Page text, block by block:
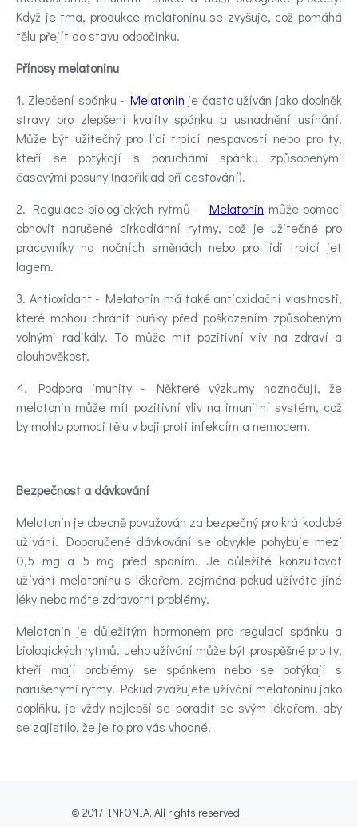
Když je tma, produkce melatoninu se zvyšuje, což pomáhá
tělu přejít do stavu odpočinku.
Přínosy melatoninu
1. Zlepšení spánku - Melatonin je často užíván jako doplněk
stravy pro zlepšení kvality spánku a usnadnění usínání.
Může být užitečný pro lidi trpící nespavostí nebo pro ty,
kteří se potýkají s poruchami spánku způsobenými
časovými posuny (například při cestování).
2. Regulace biologických rytmů - Melatonin může pomoci
obnovit narušené cirkadiánní rytmy, což je užitečné pro
pracovníky na nočních směnách nebo pro lidi trpící jet
lagem.
3. Antioxidant - Melatonin má také antioxidační vlastnosti,
které mohou chránit buňky před poškozením způsobeným
volnými radikály. To může mít pozitivní vliv na zdraví a
dlouhověkost.
4. Podpora imunity - Některé výzkumy naznačují, že
melatonin může mít pozitivní vliv na imunitní systém, což
by mohlo pomoci tělu v boji proti infekcím a nemocem.
Bezpečnost a dávkování
Melatonin je obecně považován za bezpečný pro krátkodobé
užívání. Doporučené dávkování se obvykle pohybuje mezi
0,5 mg a 5 mg před spaním. Je důležité konzultovat
užívání melatoninu s lékařem, zejména pokud užíváte jiné
léky nebo máte zdravotní problémy.
Melatonin je důležitým hormonem pro regulaci spánku a
biologických rytmů. Jeho užívání může být prospěšné pro ty,
kteří mají problémy se spánkem nebo se potýkají s
narušenými rytmy. Pokud zvažujete užívání melatoninu jako
doplňku, je vždy nejlepší se poradit se svým lékařem, aby
se zajistilo, že je to pro vás vhodné.
© 2017 INFONIA. All rights reserved.